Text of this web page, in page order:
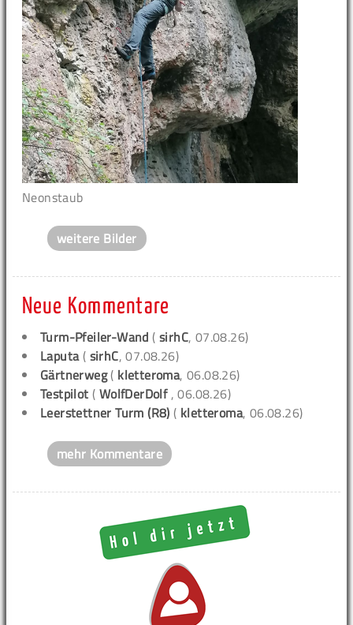
Neonstaub
weitere Bilder
Neue Kommentare
Turm-Pfeiler-Wand (sirhC, 07.08.26)
Laputa( sirhC, 07.08.26)
Gärtnerweg( kletteroma, 06.08.26)
Testpilot ( WolfDerDolf , 06.08.26)
Leerstettner Turm (R8) ( kletteroma, 06.08.26)
mehr Kommentare